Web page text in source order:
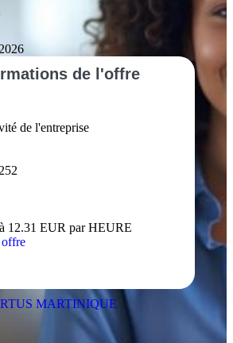
de l'offre
de l'entreprise
12.31 EUR par HEURE
offre
MARTINIQUE